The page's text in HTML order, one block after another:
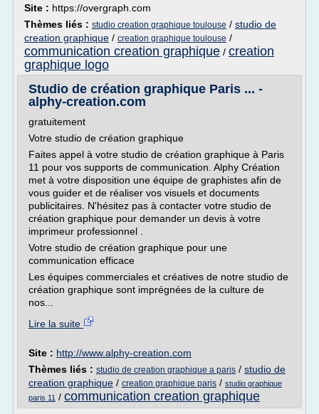
Site : https://overgraph.com
Thèmes liés : studio creation graphique toulouse / studio de
creation graphique / creation graphique toulouse /
communication creation graphique / creation
graphique logo
Studio de création graphique Paris ... -
alphy-creation.com
gratuitement
Votre studio de création graphique
Faites appel à votre studio de création graphique à Paris
11 pour vos supports de communication. Alphy Création
met à votre disposition une équipe de graphistes afin de
vous guider et de réaliser vos visuels et documents
publicitaires. N'hésitez pas à contacter votre studio de
création graphique pour demander un devis à votre
imprimeur professionnel .
Votre studio de création graphique pour une
communication efficace
Les équipes commerciales et créatives de notre studio de
création graphique sont imprégnées de la culture de
nos...
Lire la suite
Site : http://www.alphy-creation.com
Thèmes liés : studio de creation graphique a paris / studio de
creation graphique / creation graphique paris / studio graphique
paris 11 / communication creation graphique